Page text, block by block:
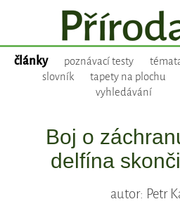
články poznávací testy
slovník
tapety na plochu
vyhledávání
Boj o
delfína
autor: Petr